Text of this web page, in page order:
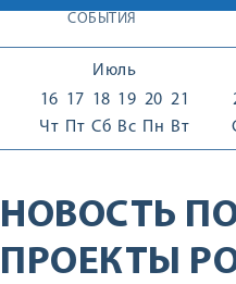
СОБЫТИЯ
Июль
16
Чт
17
Пт
18
Сб
19
Вс
20
Пн
21
Вт
НОВОСТЬ
ПРОЕКТЫ